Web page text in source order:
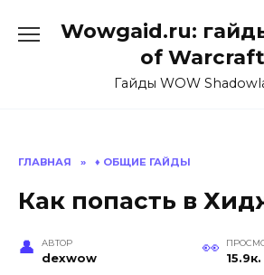
Wowgaid.ru:
of Warcraft
Гайды WOW
ГЛАВНАЯ » ♦️ ОБЩИЕ ГАЙДЫ
Как попасть в
АВТОР
dexwow 15.9к.